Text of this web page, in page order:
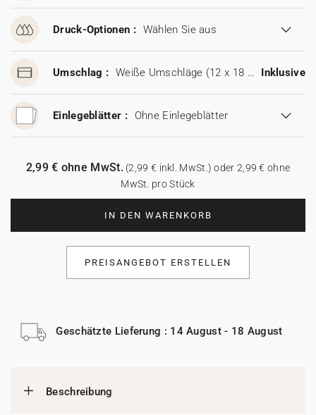
Druck-Optionen : Wählen Sie aus
Umschlag : Weiße Umschläge (12 x 18 cm) Inklusive
Einlegeblätter : Ohne Einlegeblätter
IN DEN WARENKORB
2,99 € ohne MwSt.(2,99 € inkl. MwSt.) oder 2,99 € ohne
MwSt. pro Stück
PREISANGEBOT ERSTELLEN
Geschätzte Lieferung : 14 August - 18 August
Beschreibung